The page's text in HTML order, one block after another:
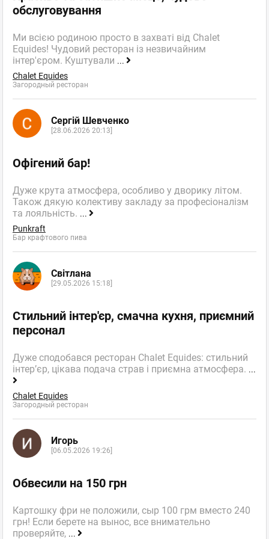
те же (Тануковцы, что добыть ничего нового не можете? :)),
Еда по моему опыту (была там... Показать полностью...
Тануки ,Ресторан Суши-бар
facebook twitter
16.11.2010 16:28
нужна информация
Добрый день, "Тануки".
Подскажите, пожалуйста, у Вас была акция "Именинникам
скидки" - действует еще такая система скидок, сообщите?
Ресторан Суши-бар Оценка 0
ответить
Гость
22.11.2010 21:24
приходите к нам,чтобы отпраздновать у нас свой День
Рождения
обслуговування
Ми всією родиною просто в захваті від Chalet
Equides! Чудовий ресторан із незвичайним
інтер'єром. Куштували ...
Chalet Equides
Загородный ресторан
Сергій Шевченко
[28.06.2026 20:13]
Офігений бар!
Дуже крута атмосфера, особливо у дворику літом.
Також дякую колективу закладу за професіоналізм
та лояльність. ...
Punkraft
Бар крафтового пива
Світлана
[29.05.2026 15:18]
Стильний інтер'єр, смачна кухня, приємний
персонал
Дуже сподобався ресторан Chalet Equides: стильний
інтер’єр, цікава подача страв і приємна атмосфера. ...
Chalet Equides
Загородный ресторан
Игорь
[06.05.2026 19:26]
Обвесили на 150 грн
Картошку фри не положили, сыр 100 грм вместо 240
грн! Если берете на вынос, все внимательно
проверяйте, ...